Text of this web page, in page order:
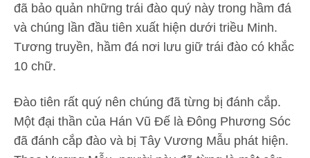
đã bảo quản những trái đào quý này trong hầm đá
và chúng lần đầu tiên xuất hiện dưới triều Minh.
Tương truyền, hầm đá nơi lưu giữ trái đào có khắc
10 chữ.
Đào tiên rất quý nên chúng đã từng bị đánh cắp.
Một đại thần của Hán Vũ Đế là Đông Phương Sóc
đã đánh cắp đào và bị Tây Vương Mẫu phát hiện.